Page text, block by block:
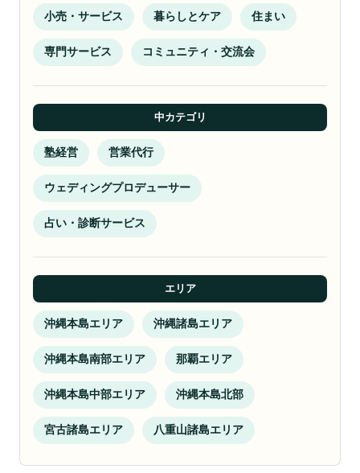
小売・サービス 暮らしとケア 住まい
専門サービス コミュニティ・交流会
中カテゴリ
塾経営 営業代行
ウェディングプロデューサー
占い・診断サービス
エリア
沖縄本島エリア 沖縄諸島エリア
沖縄本島南部エリア 那覇エリア
沖縄本島中部エリア 沖縄本島北部
宮古諸島エリア 八重山諸島エリア